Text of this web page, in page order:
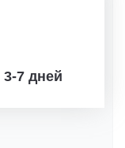
3-7 дней